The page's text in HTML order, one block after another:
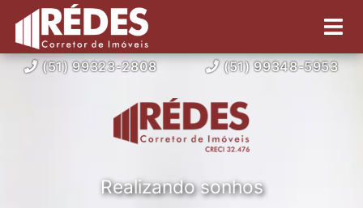
(51) 99323-2808 (51) 99348-5953
Realizando sonhos